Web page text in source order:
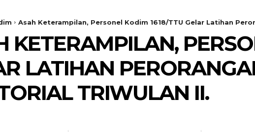
Asah Keterampilan, Personel Kodim 1618/TTU Gelar Latihan
KETERAMPILAN,
LATIHAN
TRIWULAN II.